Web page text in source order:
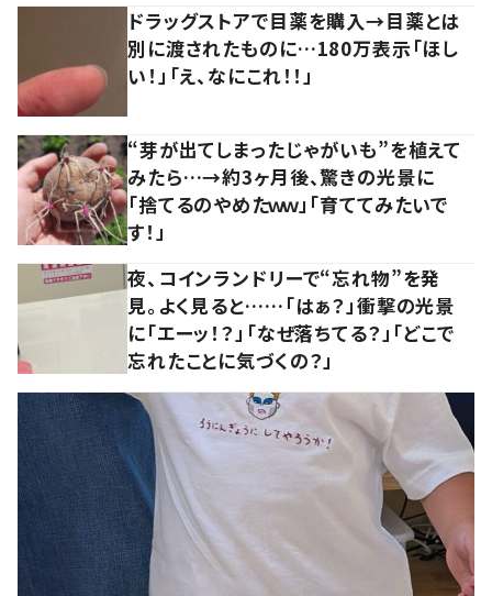
ドラッグストアで目薬を購入→目薬とは
別に渡されたものに…180万表示「ほし
い！」「え、なにこれ！！」
“芽が出てしまったじゃがいも”を植えて
みたら…→約3ヶ月後、驚きの光景に
「捨てるのやめたｗｗ」「育ててみたいで
す！」
夜、コインランドリーで“忘れ物”を発
見。よく見ると……「はぁ？」衝撃の光景
に「エーッ！？」「なぜ落ちてる？」「どこで
忘れたことに気づくの？」